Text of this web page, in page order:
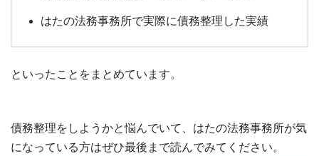
はたの法務事務所で実際に債務整理した実績
といったことをまとめています。
債務整理をしようかと悩んでいて、はたの法務事務所が気
になっている方はぜひ最後まで読んでみてください。